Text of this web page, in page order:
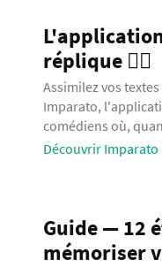
réplique 🧞‍♂️
Assimilez vos
Imparato,
comédiens où,
Découvrir Imparato
Guide — 12
mémoriser